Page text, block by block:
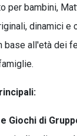
per bambini,
dinamici e
base all'età dei
Giochi di